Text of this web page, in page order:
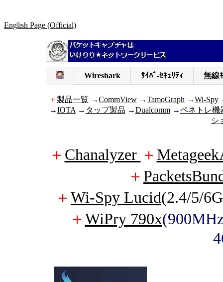
English Page (Official)
Wireshark ｻｲﾊﾞ-ｾｷｭﾘﾃｨ 無線
＋製品一覧 →CommView →TamoGraph →Wi-Spy
→IOTA → タップ製品 →Dualcomm→ペネトレ機
シ
＋ Chanalyzer ＋
＋
＋ Wi-Spy Lucid(2.4/5/
＋ WiPry 790x